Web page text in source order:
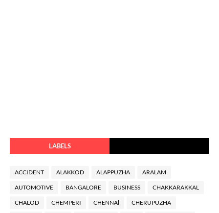
LABELS
ACCIDENT ALAKKOD ALAPPUZHA ARALAM
AUTOMOTIVE BANGALORE BUSINESS CHAKKARAKKAL
CHALOD CHEMPERI CHENNAl CHERUPUZHA